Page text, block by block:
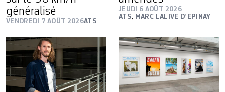
généralisé
VENDREDI 7 AOÛT 2026ATS
JEUDI 6 AOÛT 2026
ATS, MARC LALIVE D’EPINAY